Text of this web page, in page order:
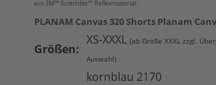
aus 3M™ Scotchlite™ Reflexmaterial.
PLANAM Canvas 320 Shorts Planam
Größen:
XS-XXXL (ab Größe XXXL zzgl.
Auswahl)
kornblau 2170